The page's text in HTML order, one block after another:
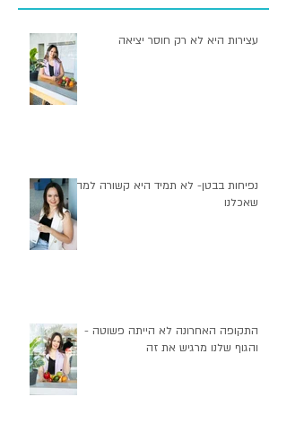
עצירות היא לא רק חוסר יציאה
נפיחות בבטן- לא תמיד היא קשורה למה
שאכלנו
התקופה האחרונה לא הייתה פשוטה -
והגוף שלנו מרגיש את זה